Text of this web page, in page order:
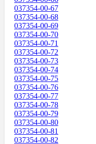
037354-00-67
037354-00-68
037354-00-69
037354-00-70
037354-00-71
037354-00-72
037354-00-73
037354-00-74
037354-00-75
037354-00-76
037354-00-77
037354-00-78
037354-00-79
037354-00-80
037354-00-81
037354-00-82